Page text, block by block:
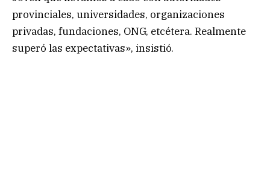
provinciales, universidades, organizaciones
privadas, fundaciones, ONG, etcétera. Realmente
superó las expectativas», insistió.